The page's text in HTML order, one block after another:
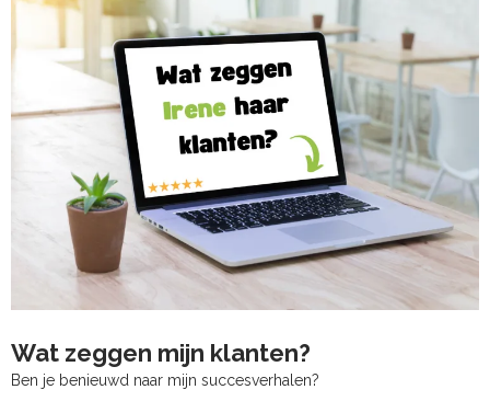
Wat zeggen mijn klanten?
Ben je benieuwd naar mijn succesverhalen?